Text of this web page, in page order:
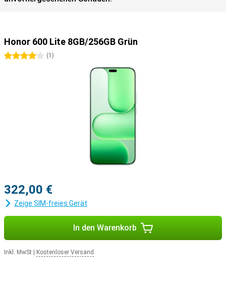
Honor 600 Lite 8GB/256GB Grün
4 Sterne
(1 )
322,00 €
Zeige SIM-freies Gerät
In den Warenkorb
Inkl. MwSt Kostenloser Versand